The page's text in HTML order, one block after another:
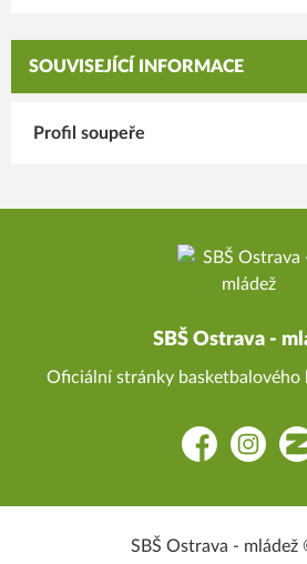
SOUVISEJÍCÍ INFORMACE
Profil soupeře
SBŠ Ostrava -
Oficiální stránky basketbalového
FacebookInstagram
SBŠ Ostrava - mládež